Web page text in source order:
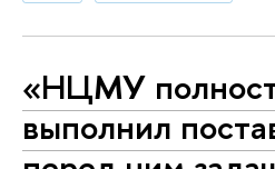
«НЦМУ
выполнил